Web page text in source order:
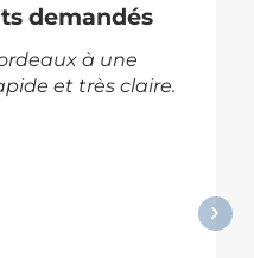
demandés
à une
et très claire.